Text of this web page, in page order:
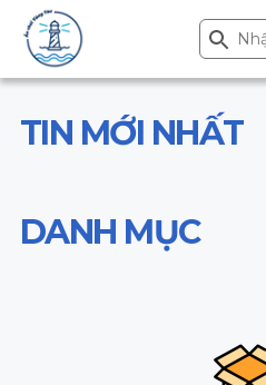
Search
for:
Search Button
TIN MỚI NHẤT
DANH MỤC